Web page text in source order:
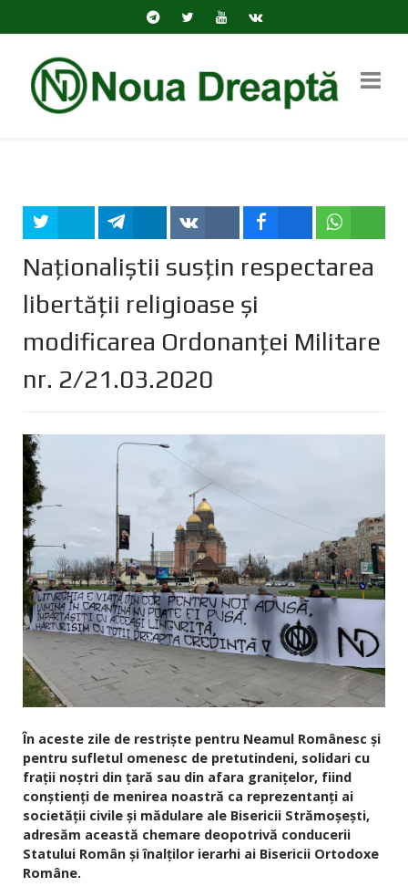
Naționaliștii susțin respectarea
libertății religioase și
modificarea Ordonanței Militare
nr. 2/21.03.2020
În aceste zile de restriște pentru Neamul Românesc și
pentru sufletul omenesc de pretutindeni, solidari cu
frații noștri din țară sau din afara granițelor, fiind
conștienți de menirea noastră ca reprezentanți ai
societății civile și mădulare ale Bisericii Strămoșești,
adresăm această chemare deopotrivă conducerii
Statului Român și înalților ierarhi ai Bisericii Ortodoxe
Române.